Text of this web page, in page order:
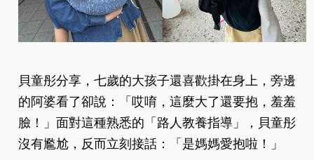
貝童彤分享，七歲的大孩子還喜歡掛在身上，旁邊
的阿婆看了卻說：「哎唷，這麼大了還要抱，羞羞
臉！」面對這種熟悉的「路人教養指導」，貝童彤
沒有尷尬，反而立刻接話：「是媽媽愛抱啦！」